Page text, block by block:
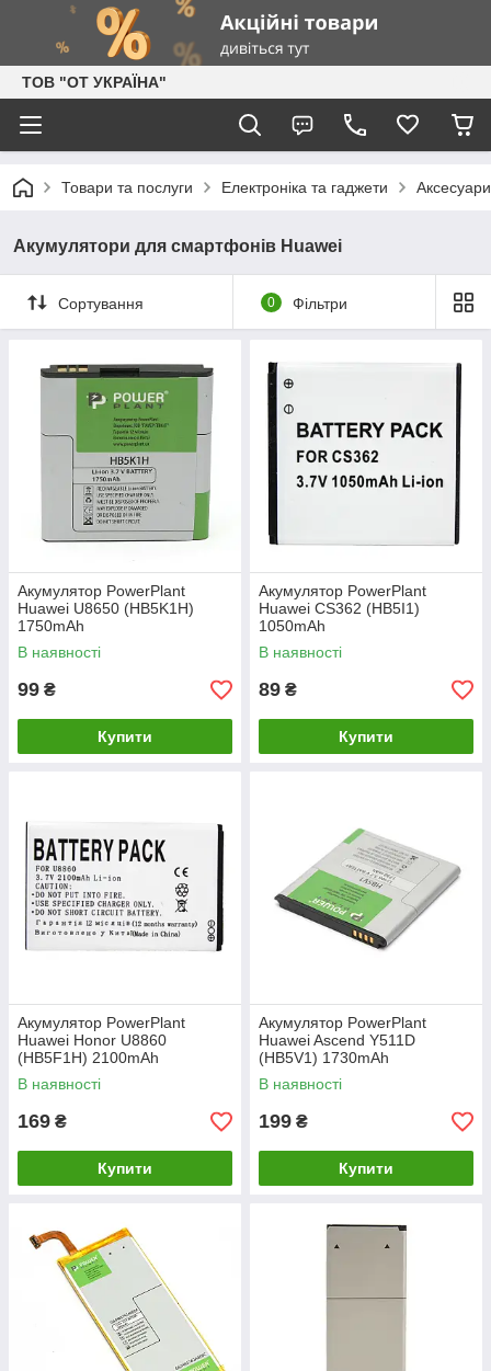
ТОВ "ОТ УКРАЇНА"
Товари та послуги Електроніка та гаджети
Акумулятори для смартфонів Huawei
Сортування 0 Фільтри
Акумулятор PowerPlant
Huawei U8650 (HB5K1H)
1750mAh
В наявності
99 ₴
Купити
Акумулятор PowerPlant
Huawei CS362 (HB5I1)
1050mAh
В наявності
89 ₴
Купити
Акумулятор PowerPlant
Huawei Honor U8860
(HB5F1H) 2100mAh
В наявності
169 ₴
Купити
Акумулятор PowerPlant
Huawei Ascend Y511D
(HB5V1) 1730mAh
В наявності
199 ₴
Купити